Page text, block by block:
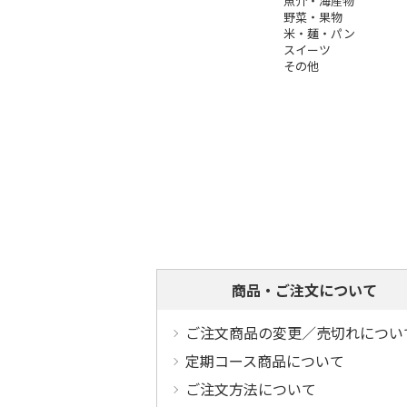
野菜・果物
米・麺・パン
スイーツ
その他
商品・ご注文について
ご注文商品の変更／売切れにつ
定期コース商品について
ご注文方法について